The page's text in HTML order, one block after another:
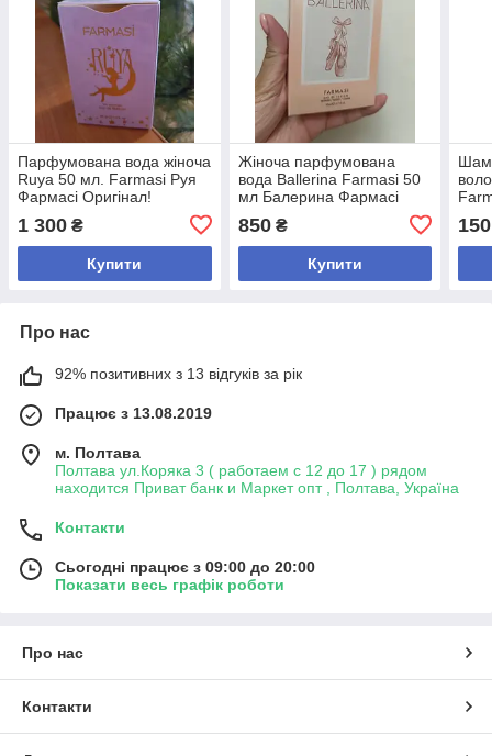
Парфумована вода жіноча
Ruya 50 мл. Farmasi Руя
Фармасі Оригінал!
1 300 ₴
Купити
Жіноча парфумована
вода Ballerina Farmasi 50
мл Балерина Фармасі
850₴
Купити
150
Про нас
92% позитивних з 13 відгуків за рік
Працює з 13.08.2019
м. Полтава
Полтава ул.Коряка 3 ( работаем с 12 до 17 ) рядом
находится Приват банк и Маркет опт , Полтава, Україна
Контакти
Сьогодні працює з 09:00 до 20:00
Показати весь графік роботи
Про нас
Контакти